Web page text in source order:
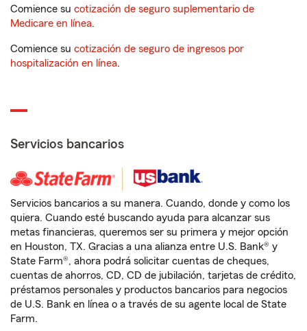
Comience su cotización de seguro suplementario de
Medicare en línea.
Comience su cotización de seguro de ingresos por
hospitalización en línea.
Servicios bancarios
Servicios bancarios a su manera. Cuando, donde y como los
quiera. Cuando esté buscando ayuda para alcanzar sus
metas financieras, queremos ser su primera y mejor opción
en Houston, TX. Gracias a una alianza entre U.S. Bank® y
State Farm®, ahora podrá solicitar cuentas de cheques,
cuentas de ahorros, CD, CD de jubilación, tarjetas de crédito,
préstamos personales y productos bancarios para negocios
de U.S. Bank en línea o a través de su agente local de State
Farm.